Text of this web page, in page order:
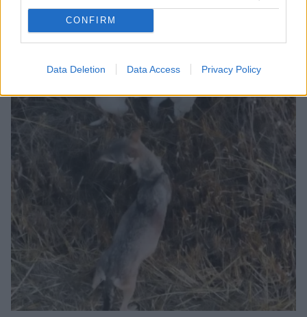
CONFIRM
Data Deletion Data Access Privacy Policy